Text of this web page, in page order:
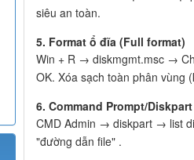
siêu an toàn.
5. Format ổ đĩa (Full format)
Win + R → diskmgmt.msc →
OK. Xóa sạch toàn phân vùng
6. Command Prompt/
CMD Admin → diskpart → list
"đường dẫn file" .